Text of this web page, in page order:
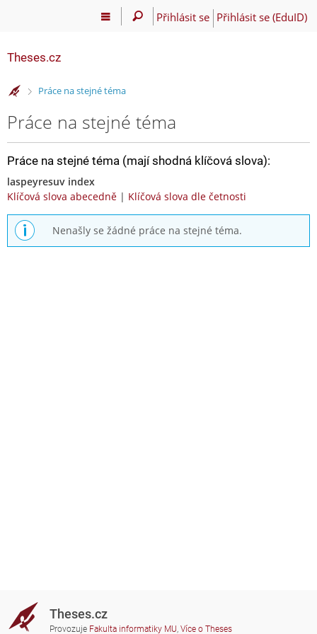
Přihlásit se Přihlásit se (EduID)
Theses.cz
>Práce na stejné téma
Práce na stejné téma
Práce na stejné téma (mají shodná klíčová slova):
laspeyresuv index
Klíčová slova abecedně | Klíčová slova dle četnosti
Nenašly se žádné práce na stejné téma.
Theses.cz
Provozuje Fakulta informatiky MU, Více o Theses